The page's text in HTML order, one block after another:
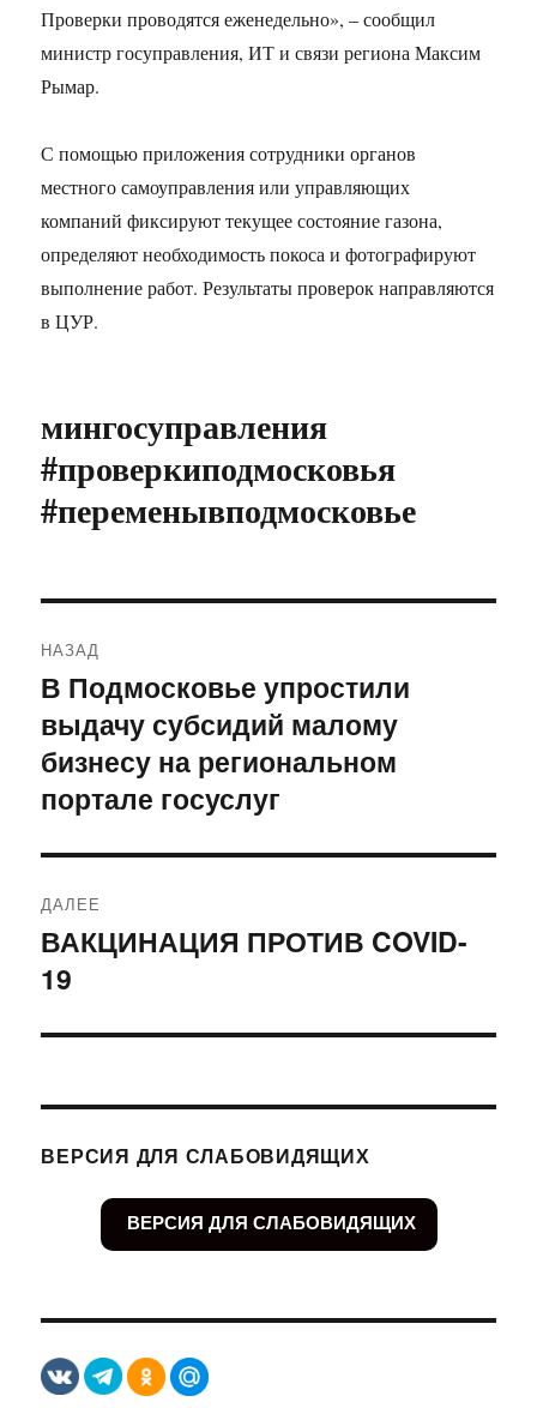
Проверки проводятся еженедельно», – сообщил
министр госуправления, ИТ и связи региона Максим
Рымар.
С помощью приложения сотрудники органов
местного самоуправления или управляющих
компаний фиксируют текущее состояние газона,
определяют необходимость покоса и фотографируют
выполнение работ. Результаты проверок направляются
в ЦУР.
мингосуправления
#проверкиподмосковья
#переменывподмосковье
по
записям
НАЗАД
Предыдущая
запись:
В Подмосковье упростили
выдачу субсидий малому
бизнесу на региональном
портале госуслуг
ДАЛЕЕ
Следующая
запись:
ВАКЦИНАЦИЯ ПРОТИВ COVID-
19
ВЕРСИЯ ДЛЯ СЛАБОВИДЯЩИХ
ВЕРСИЯ ДЛЯ СЛАБОВИДЯЩИХ